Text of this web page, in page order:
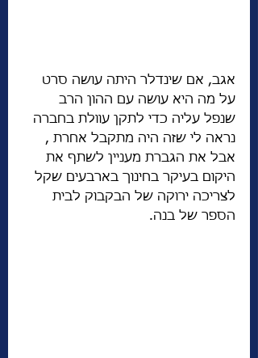
אגב, אם שינדלר היתה עושה סרט
על מה היא עושה עם ההון הרב
שנפל עליה כדי לתקן עוולת בחברה
נראה לי שזה היה מתקבל אחרת ,
אבל את הגברת מעניין לשתף את
היקום בעיקר בחינוך בארבעים שקל
לצריכה ירוקה של הבקבוק לבית
הספר של בנה.